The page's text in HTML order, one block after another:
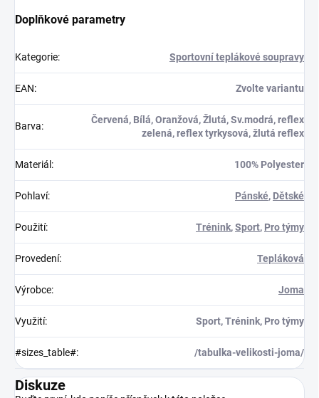
Doplňkové parametry
Kategorie: Sportovní teplákové soupravy
EAN: Zvolte variantu
Barva:
Červená, Bílá, Oranžová, Žlutá, Sv.modrá, reflex
zelená, reflex tyrkysová, žlutá reflex
Materiál : 100% Polyester
Pohlaví: Pánské, Dětské
Použití: Trénink,Sport, Pro týmy
Provedení: Tepláková
Výrobce: Joma
Využití: Sport, Trénink, Pro týmy
#sizes_table#: /tabulka-velikosti-joma/
Diskuze